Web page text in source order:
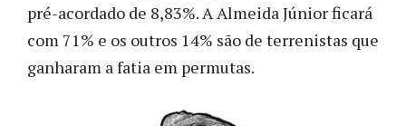
pré-acordado de 8,83%. A Almeida Júnior ficará
com 71% e os outros 14% são de terrenistas que
ganharam a fatia em permutas.